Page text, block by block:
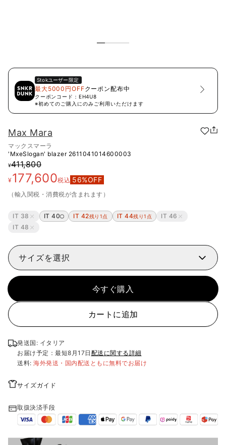
Stokユーザー限定
最大5000円OFFクーポン配布中
クーポンコード： EH4U8
※初めてのご購入にのみご利用いただけます
Max Mara
マックスマーラ
'MxeSlogan' blazer 2611041014600003
¥411,800
¥177,600税込 56%OFF
（輸入関税・消費税が含まれます）
IT 38 IT 40 IT 42残り1点 IT 44残り1点
IT 46
IT 48
サイズを選択
今すぐ購入
カートに追加
発送国: イタリア
お届け予定：最短8月17日 配送に関する詳細
送料: 海外発送・国内配送ともに無料でお届け
サイズガイド
取扱決済手段